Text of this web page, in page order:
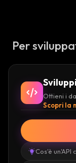
Per
Ottieni i
Scopri la
Cos'è un'API